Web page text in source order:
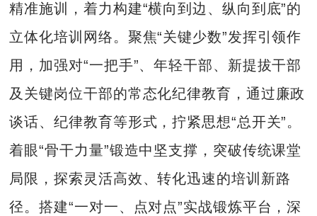
精准施训，着力构建“横向到边、纵向到底”的
立体化培训网络。聚焦“关键少数”发挥引领作
用，加强对“一把手”、年轻干部、新提拔干部
及关键岗位干部的常态化纪律教育，通过廉政
谈话、纪律教育等形式，拧紧思想“总开关”。
着眼“骨干力量”锻造中坚支撑，突破传统课堂
局限，探索灵活高效、转化迅速的培训新路
径。搭建“一对一、点对点”实战锻炼平台，深